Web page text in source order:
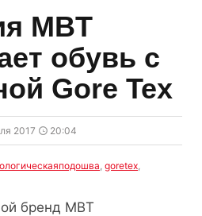
MBT
обувь с
Gore Tex
2017 20:04
, goretex,
бренд MBT